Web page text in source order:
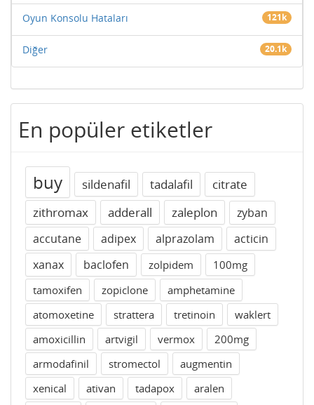
Oyun Konsolu Hataları 121k
Diğer 20.1k
En popüler etiketler
buy sildenafil tadalafil
citrate
zithromax
adderall zaleplon
zyban
accutane
adipex alprazolam
acticin
xanax
baclofen zolpidem
100mg
tamoxifen
zopiclone
amphetamine
atomoxetine
strattera tretinoin
waklert
amoxicillin
artvigil vermox
200mg
armodafinil
stromectol
augmentin
xenical
ativan tadapox
aralen